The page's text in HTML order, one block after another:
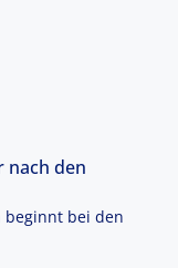
nach den
beginnt bei den